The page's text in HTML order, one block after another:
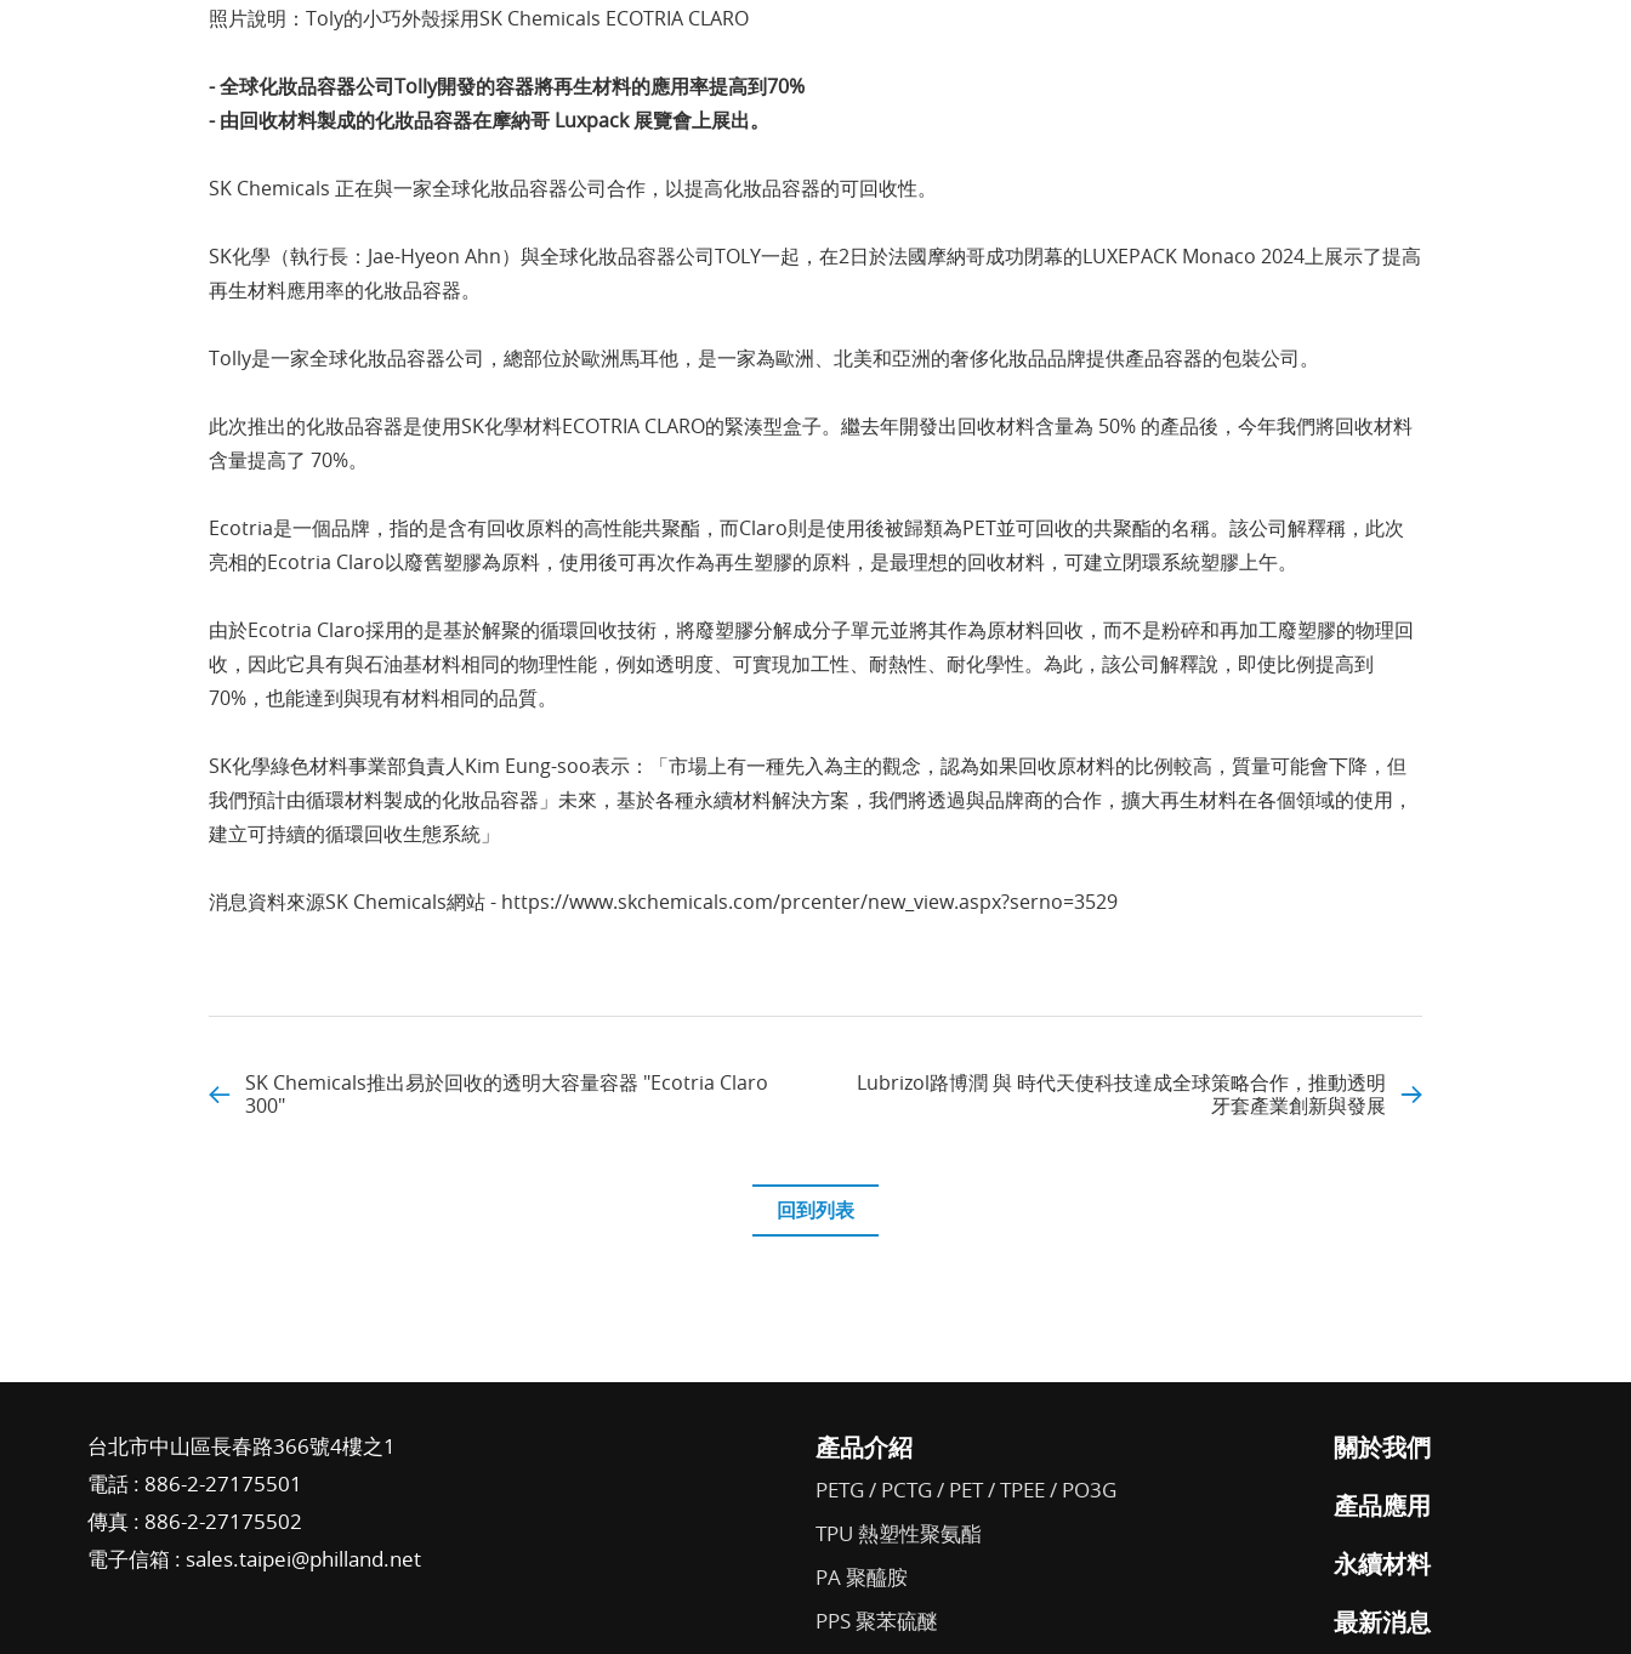
照片說明：Toly的小巧外殼採用SK Chemicals ECOTRIA CLARO
- 全球化妝品容器公司Tolly開發的容器將再生材料的應用率提高到70%
- 由回收材料製成的化妝品容器在摩納哥 Luxpack 展覽會上展出。
SK Chemicals 正在與一家全球化妝品容器公司合作，以提高化妝品容器的可回收性。
SK化學（執行長：Jae-Hyeon Ahn）與全球化妝品容器公司TOLY一起，在2日於法國摩納哥成功閉幕的LUXEPACK Monaco 2024上展示了提高
再生材料應用率的化妝品容器。
Tolly是一家全球化妝品容器公司，總部位於歐洲馬耳他，是一家為歐洲、北美和亞洲的奢侈化妝品品牌提供產品容器的包裝公司。
此次推出的化妝品容器是使用SK化學材料ECOTRIA CLARO的緊湊型盒子。繼去年開發出回收材料含量為 50% 的產品後，今年我們將回收材料
含量提高了 70%。
Ecotria是一個品牌，指的是含有回收原料的高性能共聚酯，而Claro則是使用後被歸類為PET並可回收的共聚酯的名稱。該公司解釋稱，此次
亮相的Ecotria Claro以廢舊塑膠為原料，使用後可再次作為再生塑膠的原料，是最理想的回收材料，可建立閉環系統塑膠上午。
由於Ecotria Claro採用的是基於解聚的循環回收技術，將廢塑膠分解成分子單元並將其作為原材料回收，而不是粉碎和再加工廢塑膠的物理回
收，因此它具有與石油基材料相同的物理性能，例如透明度、可實現加工性、耐熱性、耐化學性。為此，該公司解釋說，即使比例提高到
70%，也能達到與現有材料相同的品質。
SK化學綠色材料事業部負責人Kim Eung-soo表示：「市場上有一種先入為主的觀念，認為如果回收原材料的比例較高，質量可能會下降，但
我們預計由循環材料製成的化妝品容器」未來，基於各種永續材料解決方案，我們將透過與品牌商的合作，擴大再生材料在各個領域的使用，
建立可持續的循環回收生態系統」
消息資料來源SK Chemicals網站 - https://www.skchemicals.com/prcenter/new_view.aspx?serno=3529
SK Chemicals推出易於回收的透明大容量容器 "Ecotria Claro
300"
Lubrizol路博潤 與 時代天使科技達成全球策略合作，推動透明
牙套產業創新與發展
回到列表
產品介紹
PETG / PCTG / PET / TPEE / PO3G
TPU 熱塑性聚氨酯
PA 聚醯胺
PPS 聚苯硫醚
關於我們
產品應用
永續材料
最新消息
台北市中山區長春路366號4樓之1
電話 : 886-2-27175501
傳真 : 886-2-27175502
電子信箱 : sales.taipei@philland.net